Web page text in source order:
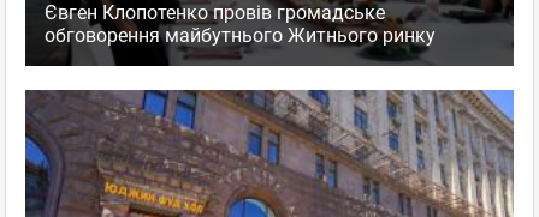
Євген Клопотенко провів громадське
обговорення майбутнього Житнього ринку